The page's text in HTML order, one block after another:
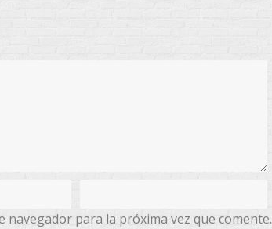
para la próxima vez que comente.